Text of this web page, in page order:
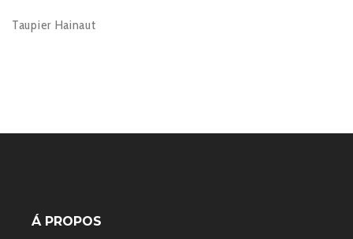
Taupier Hainaut
Á PROPOS